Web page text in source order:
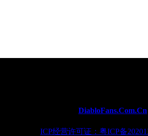
DiabloFans.Com.Cn
ICP经营许可证：粤ICP备